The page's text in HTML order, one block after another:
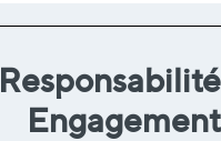
Engagement